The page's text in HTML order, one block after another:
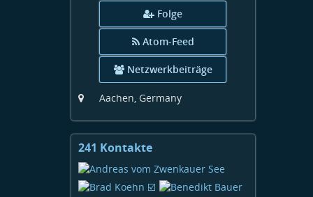
Folge
Atom-Feed
Netzwerkbeiträge
Aachen, Germany
241 KontakteKontakte